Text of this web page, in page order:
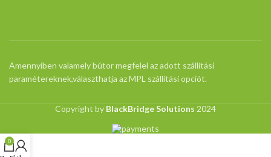
Amennyiben valamely bútor megfelel az adott szállítási
paramétereknek,választhatja az MPL szállítási opciót.
Copyright by BlackBridge Solutions 2024
0